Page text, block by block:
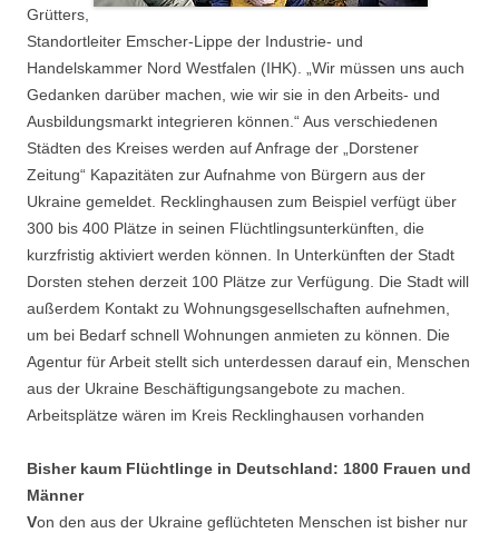
Grütters,
Standortleiter Emscher-Lippe der Industrie- und
Handelskammer Nord Westfalen (IHK). „Wir müssen uns auch
Gedanken darüber machen, wie wir sie in den Arbeits- und
Ausbildungsmarkt integrieren können.“ Aus verschiedenen
Städten des Kreises werden auf Anfrage der „Dorstener
Zeitung“ Kapazitäten zur Aufnahme von Bürgern aus der
Ukraine gemeldet. Recklinghausen zum Beispiel verfügt über
300 bis 400 Plätze in seinen Flüchtlingsunterkünften, die
kurzfristig aktiviert werden können. In Unterkünften der Stadt
Dorsten stehen derzeit 100 Plätze zur Verfügung. Die Stadt will
außerdem Kontakt zu Wohnungsgesellschaften aufnehmen,
um bei Bedarf schnell Wohnungen anmieten zu können. Die
Agentur für Arbeit stellt sich unterdessen darauf ein, Menschen
aus der Ukraine Beschäftigungsangebote zu machen.
Arbeitsplätze wären im Kreis Recklinghausen vorhanden
Bisher kaum Flüchtlinge in Deutschland: 1800 Frauen und
Männer
Von den aus der Ukraine geflüchteten Menschen ist bisher nur